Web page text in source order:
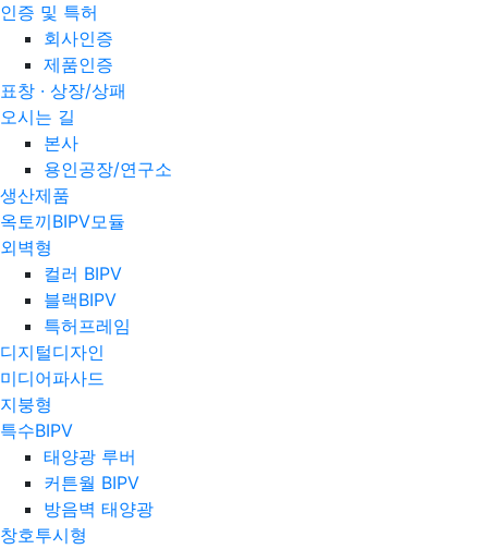
인증 및 특허
회사인증
제품인증
표창 · 상장/상패
오시는 길
본사
용인공장/연구소
생산제품
옥토끼BIPV모듈
외벽형
컬러 BIPV
블랙BIPV
특허프레임
디지털디자인
미디어파사드
지붕형
특수BIPV
태양광 루버
커튼월 BIPV
방음벽 태양광
창호투시형